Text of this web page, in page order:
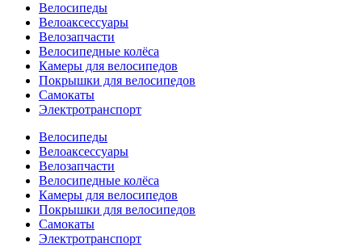
Велосипеды
Велоаксессуары
Велозапчасти
Велосипедные колёса
Камеры для велосипедов
Покрышки для велосипедов
Самокаты
Электротранспорт
Велосипеды
Велоаксессуары
Велозапчасти
Велосипедные колёса
Камеры для велосипедов
Покрышки для велосипедов
Самокаты
Электротранспорт